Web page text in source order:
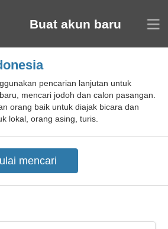
Buat akun baru
pencarian lanjutan untuk
mencari jodoh dan calon pasangan.
orang baik untuk diajak bicara dan
lokal, orang asing, turis.